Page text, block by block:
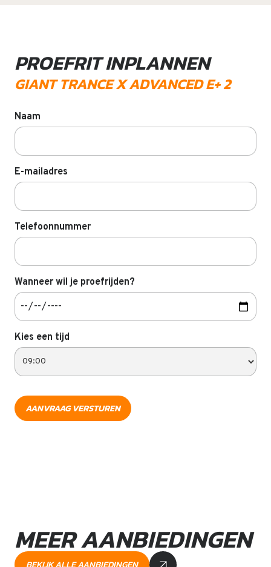
PROEFRIT INPLANNEN
GIANT TRANCE X ADVANCED E+ 2
Naam
E-mailadres
Telefoonnummer
Wanneer wil je proefrijden?
Kies een tijd
MEER AANBIEDINGEN